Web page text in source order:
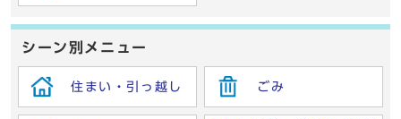
シーン別メニュー
住まい・引っ越し ごみ